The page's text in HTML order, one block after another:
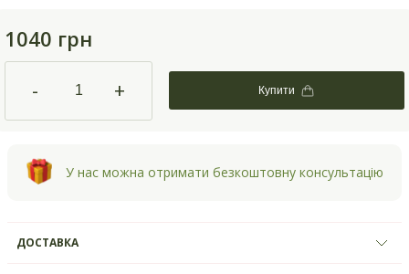
1040 грн
- + Купити
У нас можна отримати безкоштовну консультацію
ДОСТАВКА